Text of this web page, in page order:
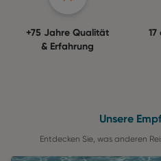
+75 Jahre Qualität
& Erfahrung
Unsere
Entdecken Sie, was anderen